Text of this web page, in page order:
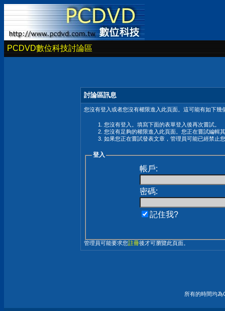
PCDVD數位科技討論區
討論區訊息
您沒有登入或者您沒有權限進入此頁面。這可能有如下幾
您沒有登入。填寫下面的表單登入後再次嘗試。
您沒有足夠的權限進入此頁面。您正在嘗試編輯
如果您正在嘗試發表文章，管理員可能已經禁止
登入
帳戶:
密碼:
記住我?
管理員可能要求您註冊後才可瀏覽此頁面。
所有的時間均為